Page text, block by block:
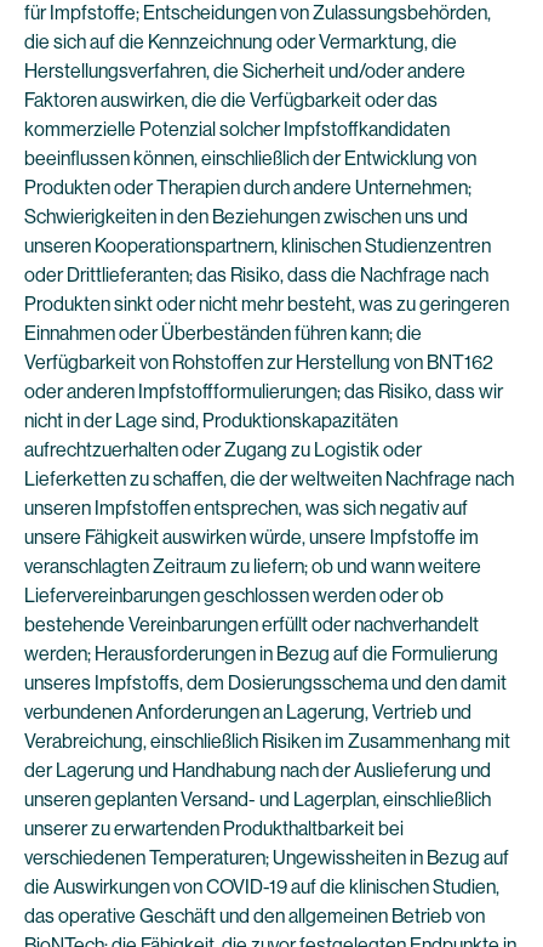
für Impfstoffe; Entscheidungen von Zulassungsbehörden,
die sich auf die Kennzeichnung oder Vermarktung, die
Herstellungsverfahren, die Sicherheit und/oder andere
Faktoren auswirken, die die Verfügbarkeit oder das
kommerzielle Potenzial solcher Impfstoffkandidaten
beeinflussen können, einschließlich der Entwicklung von
Produkten oder Therapien durch andere Unternehmen;
Schwierigkeiten in den Beziehungen zwischen uns und
unseren Kooperationspartnern, klinischen Studienzentren
oder Drittlieferanten; das Risiko, dass die Nachfrage nach
Produkten sinkt oder nicht mehr besteht, was zu geringeren
Einnahmen oder Überbeständen führen kann; die
Verfügbarkeit von Rohstoffen zur Herstellung von BNT162
oder anderen Impfstoffformulierungen; das Risiko, dass wir
nicht in der Lage sind, Produktionskapazitäten
aufrechtzuerhalten oder Zugang zu Logistik oder
Lieferketten zu schaffen, die der weltweiten Nachfrage nach
unseren Impfstoffen entsprechen, was sich negativ auf
unsere Fähigkeit auswirken würde, unsere Impfstoffe im
veranschlagten Zeitraum zu liefern; ob und wann weitere
Liefervereinbarungen geschlossen werden oder ob
bestehende Vereinbarungen erfüllt oder nachverhandelt
werden; Herausforderungen in Bezug auf die Formulierung
unseres Impfstoffs, dem Dosierungsschema und den damit
verbundenen Anforderungen an Lagerung, Vertrieb und
Verabreichung, einschließlich Risiken im Zusammenhang mit
der Lagerung und Handhabung nach der Auslieferung und
unseren geplanten Versand- und Lagerplan, einschließlich
unserer zu erwartenden Produkthaltbarkeit bei
verschiedenen Temperaturen; Ungewissheiten in Bezug auf
die Auswirkungen von COVID-19 auf die klinischen Studien,
das operative Geschäft und den allgemeinen Betrieb von